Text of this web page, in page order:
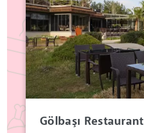
Gölbaşı Restaurant